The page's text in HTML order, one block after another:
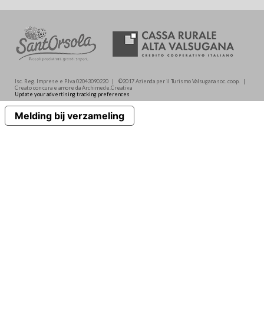
Isc. Reg. Imprese e P.Iva 02043090220 | ©2017 Azienda per il Turismo Valsugana soc. coop. |
Creato con cura e amore da Archimede.Creativa
Update your advertising tracking preferences
Melding bij verzameling